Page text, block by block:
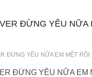
ĐỪNG YÊU NỮA
ĐỪNG YÊU NỮA EM MỆT RỒI
ĐỪNG YÊU NỮA EM